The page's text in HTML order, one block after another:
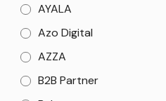
AYALA
Azo Digital
AZZA
B2B Partner